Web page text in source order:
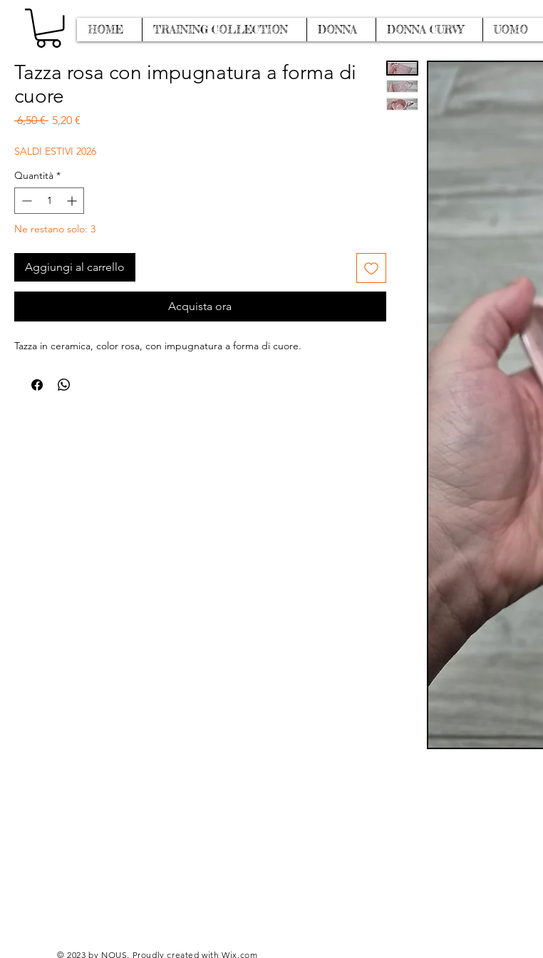
HOME TRAINING COLLECTION DONNA DONNA CURVY UOMO
Tazza rosa con impugnatura a forma di
cuore
6,50 € Prezzo regolare
5,20 €
SALDI ESTIVI 2026
Quantità *
Ne restano solo: 3
Aggiungi al carrello
Acquista ora
Tazza in ceramica, color rosa, con impugnatura a forma di cuore.
© 2023 by NOUS. Proudly created withWix.com